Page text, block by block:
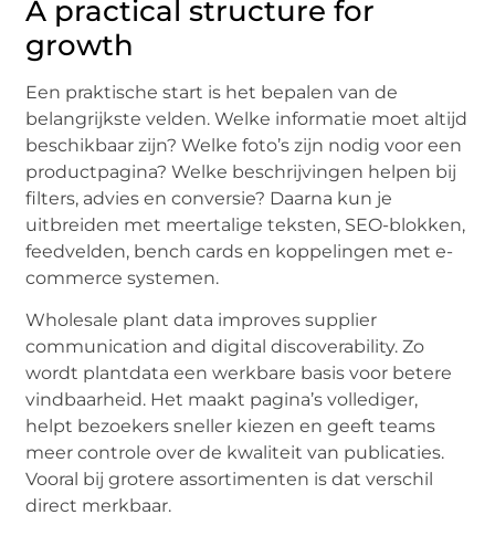
A practical structure for
growth
Een praktische start is het bepalen van de
belangrijkste velden. Welke informatie moet altijd
beschikbaar zijn? Welke foto’s zijn nodig voor een
productpagina? Welke beschrijvingen helpen bij
filters, advies en conversie? Daarna kun je
uitbreiden met meertalige teksten, SEO-blokken,
feedvelden, bench cards en koppelingen met e-
commerce systemen.
Wholesale plant data improves supplier
communication and digital discoverability. Zo
wordt plantdata een werkbare basis voor betere
vindbaarheid. Het maakt pagina’s vollediger,
helpt bezoekers sneller kiezen en geeft teams
meer controle over de kwaliteit van publicaties.
Vooral bij grotere assortimenten is dat verschil
direct merkbaar.